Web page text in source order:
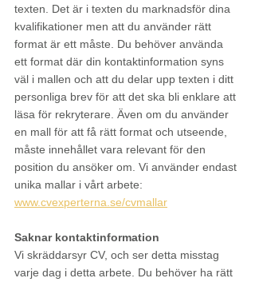
texten. Det är i texten du marknadsför dina
kvalifikationer men att du använder rätt
format är ett måste. Du behöver använda
ett format där din kontaktinformation syns
väl i mallen och att du delar upp texten i ditt
personliga brev för att det ska bli enklare att
läsa för rekryterare. Även om du använder
en mall för att få rätt format och utseende,
måste innehållet vara relevant för den
position du ansöker om. Vi använder endast
unika mallar i vårt arbete:
www.cvexperterna.se/cvmallar
Saknar kontaktinformation
Vi skräddarsyr CV, och ser detta misstag
varje dag i detta arbete. Du behöver ha rätt